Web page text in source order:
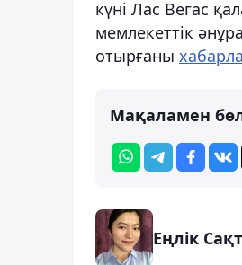
күні Лас Вегас
мемлекеттік
отырғаны
Мақаламен
Еңлік